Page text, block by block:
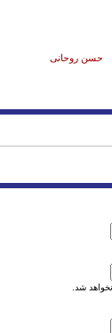
حسن روحانی
شد.